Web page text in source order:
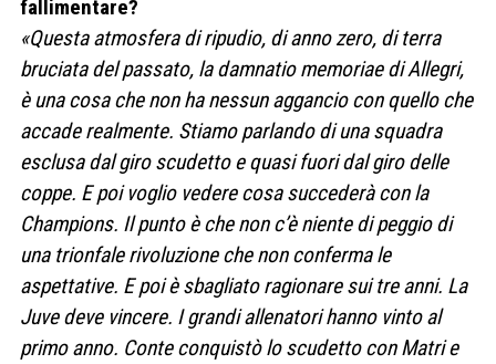
fallimentare?
«Questa atmosfera di ripudio, di anno zero, di terra
bruciata del passato, la damnatio memoriae di Allegri,
è una cosa che non ha nessun aggancio con quello che
accade realmente. Stiamo parlando di una squadra
esclusa dal giro scudetto e quasi fuori dal giro delle
coppe. E poi voglio vedere cosa succederà con la
Champions. Il punto è che non c’è niente di peggio di
una trionfale rivoluzione che non conferma le
aspettative. E poi è sbagliato ragionare sui tre anni. La
Juve deve vincere. I grandi allenatori hanno vinto al
primo anno. Conte conquistò lo scudetto con Matri e